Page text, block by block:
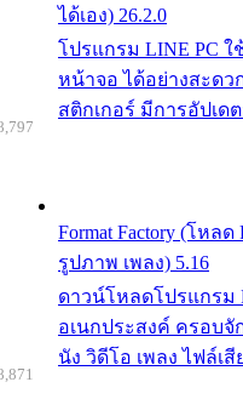
ได้เอง) 26.2.0
โปรแกรม LINE PC
หน้าจอ ได้อย่างสะดว
สติกเกอร์ มีการอัปเด
Format Factory (โหล
รูปภาพ เพลง) 5.16
ดาวน์โหลดโปรแกรม
อเนกประสงค์ ครอบ
นัง วิดีโอ เพลง ไฟล์เ